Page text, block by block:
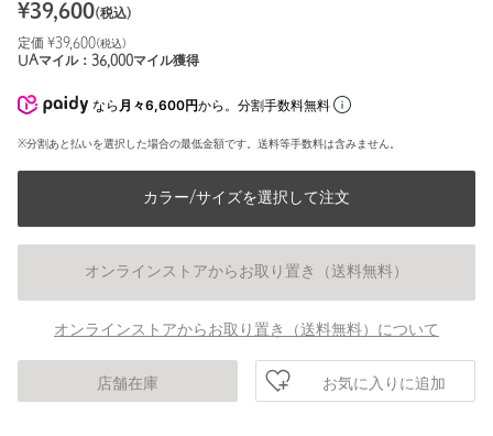
¥39,600(税込)
定価 ¥39,600(税込)
UAマイル： 36,000マイル獲得
なら 月々6,600円から。分割手数料無料
※分割あと払いを選択した場合の最低金額です。送料等手数料は含みません。
カラー/サイズを選択して注文
オンラインストアからお取り置き（送料無料）
オンラインストアからお取り置き（送料無料）について
店舗在庫 お気に入りに追加